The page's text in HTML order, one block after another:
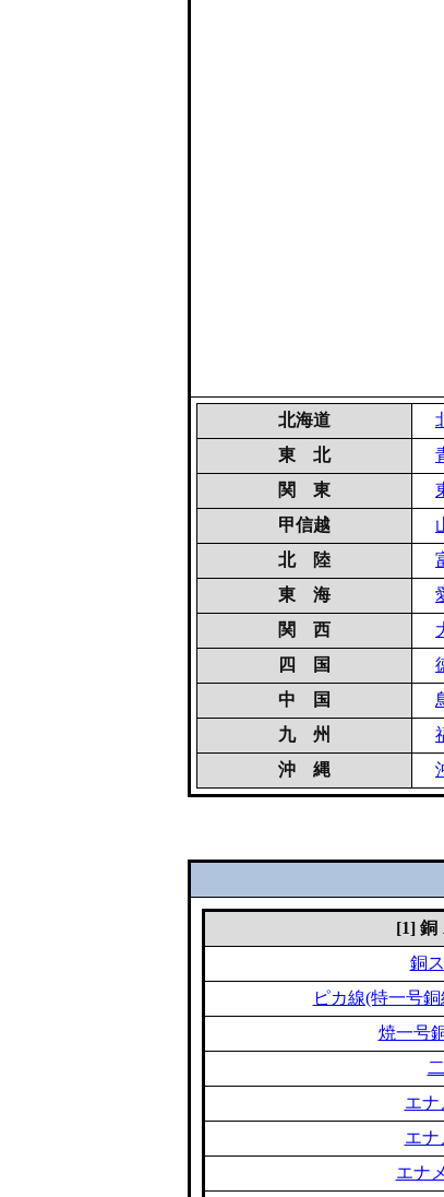
北海道
東 北
関 東
甲信越
北 陸
東 海
関 西
四 国
中 国
九 州
沖 縄
[1] 銅
銅
ピカ線(特一号
焼一号
エナ
エナ
エナ